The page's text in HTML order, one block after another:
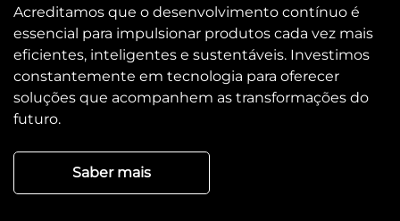
Acreditamos que o desenvolvimento contínuo é
essencial para impulsionar produtos cada vez mais
eficientes, inteligentes e sustentáveis. Investimos
constantemente em tecnologia para oferecer
soluções que acompanhem as transformações do
futuro.
Saber mais